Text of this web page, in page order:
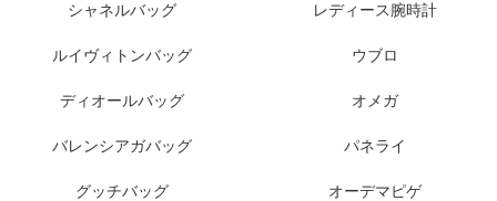
シャネルバッグ
ルイヴィトンバッグ
ディオールバッグ
バレンシアガバッグ
グッチバッグ
レディース腕時計
ウブロ
オメガ
パネライ
オーデマピゲ